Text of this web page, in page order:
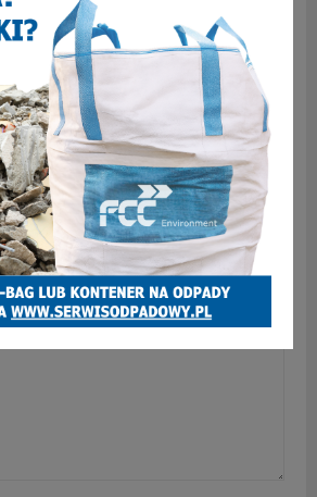
na przejściu dla pieszych